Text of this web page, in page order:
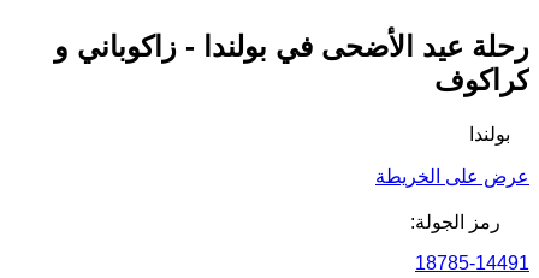
رحلة عيد الأضحى في بولندا - زاكوباني و
كراكوف
بولندا
عرض على الخريطة
رمز الجولة:
18785-14491